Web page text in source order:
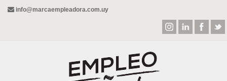
info@marcaempleadora.com.uy